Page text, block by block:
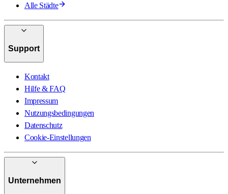
Alle Städte
Support
Kontakt
Hilfe & FAQ
Impressum
Nutzungsbedingungen
Datenschutz
Cookie-Einstellungen
Unternehmen